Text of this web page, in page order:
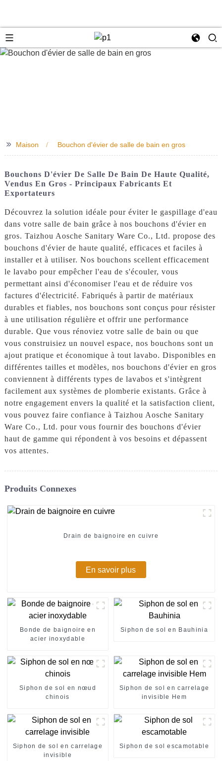
>> Maison Bouchon d'évier de salle de bain en gros
Bouchons D'évier De Salle De Bain De Haute Qualité,
Vendus En Gros - Principaux Fabricants Et
Exportateurs
Découvrez la solution idéale pour éviter le gaspillage d'eau
dans votre salle de bain grâce à nos bouchons d'évier en
gros. Taizhou Aosche Sanitary Ware Co., Ltd. propose des
bouchons d'évier de haute qualité, efficaces et faciles à
installer et à utiliser. Nos bouchons scellent efficacement
le lavabo pour empêcher l'eau de s'écouler, vous
permettant ainsi d'économiser l'eau et de réduire vos
factures d'électricité. Fabriqués à partir de matériaux
durables et fiables, nos bouchons sont conçus pour résister
à une utilisation régulière et offrir une performance
durable. Que vous rénoviez votre salle de bain ou que
vous construisiez un nouvel espace, nos bouchons sont un
ajout pratique et économique à tout lavabo. Disponibles en
différentes tailles et modèles, nos bouchons d'évier en gros
conviennent à différents types de lavabos et s'intègrent
facilement aux systèmes de plomberie existants. Grâce à
notre engagement envers la qualité et la satisfaction client,
vous pouvez faire confiance à Taizhou Aosche Sanitary
Ware Co., Ltd. pour vous fournir des bouchons d'évier
haut de gamme qui répondent à vos besoins et dépassent
vos attentes.
Produits Connexes
Drain de baignoire en cuivre
En savoir plus
Bonde de baignoire en
acier inoxydable
Siphon de sol en Bauhinia
Siphon de sol en nœud
chinois
Siphon de sol en carrelage
invisible Hem
Siphon de sol en carrelage
invisible
Siphon de sol escamotable